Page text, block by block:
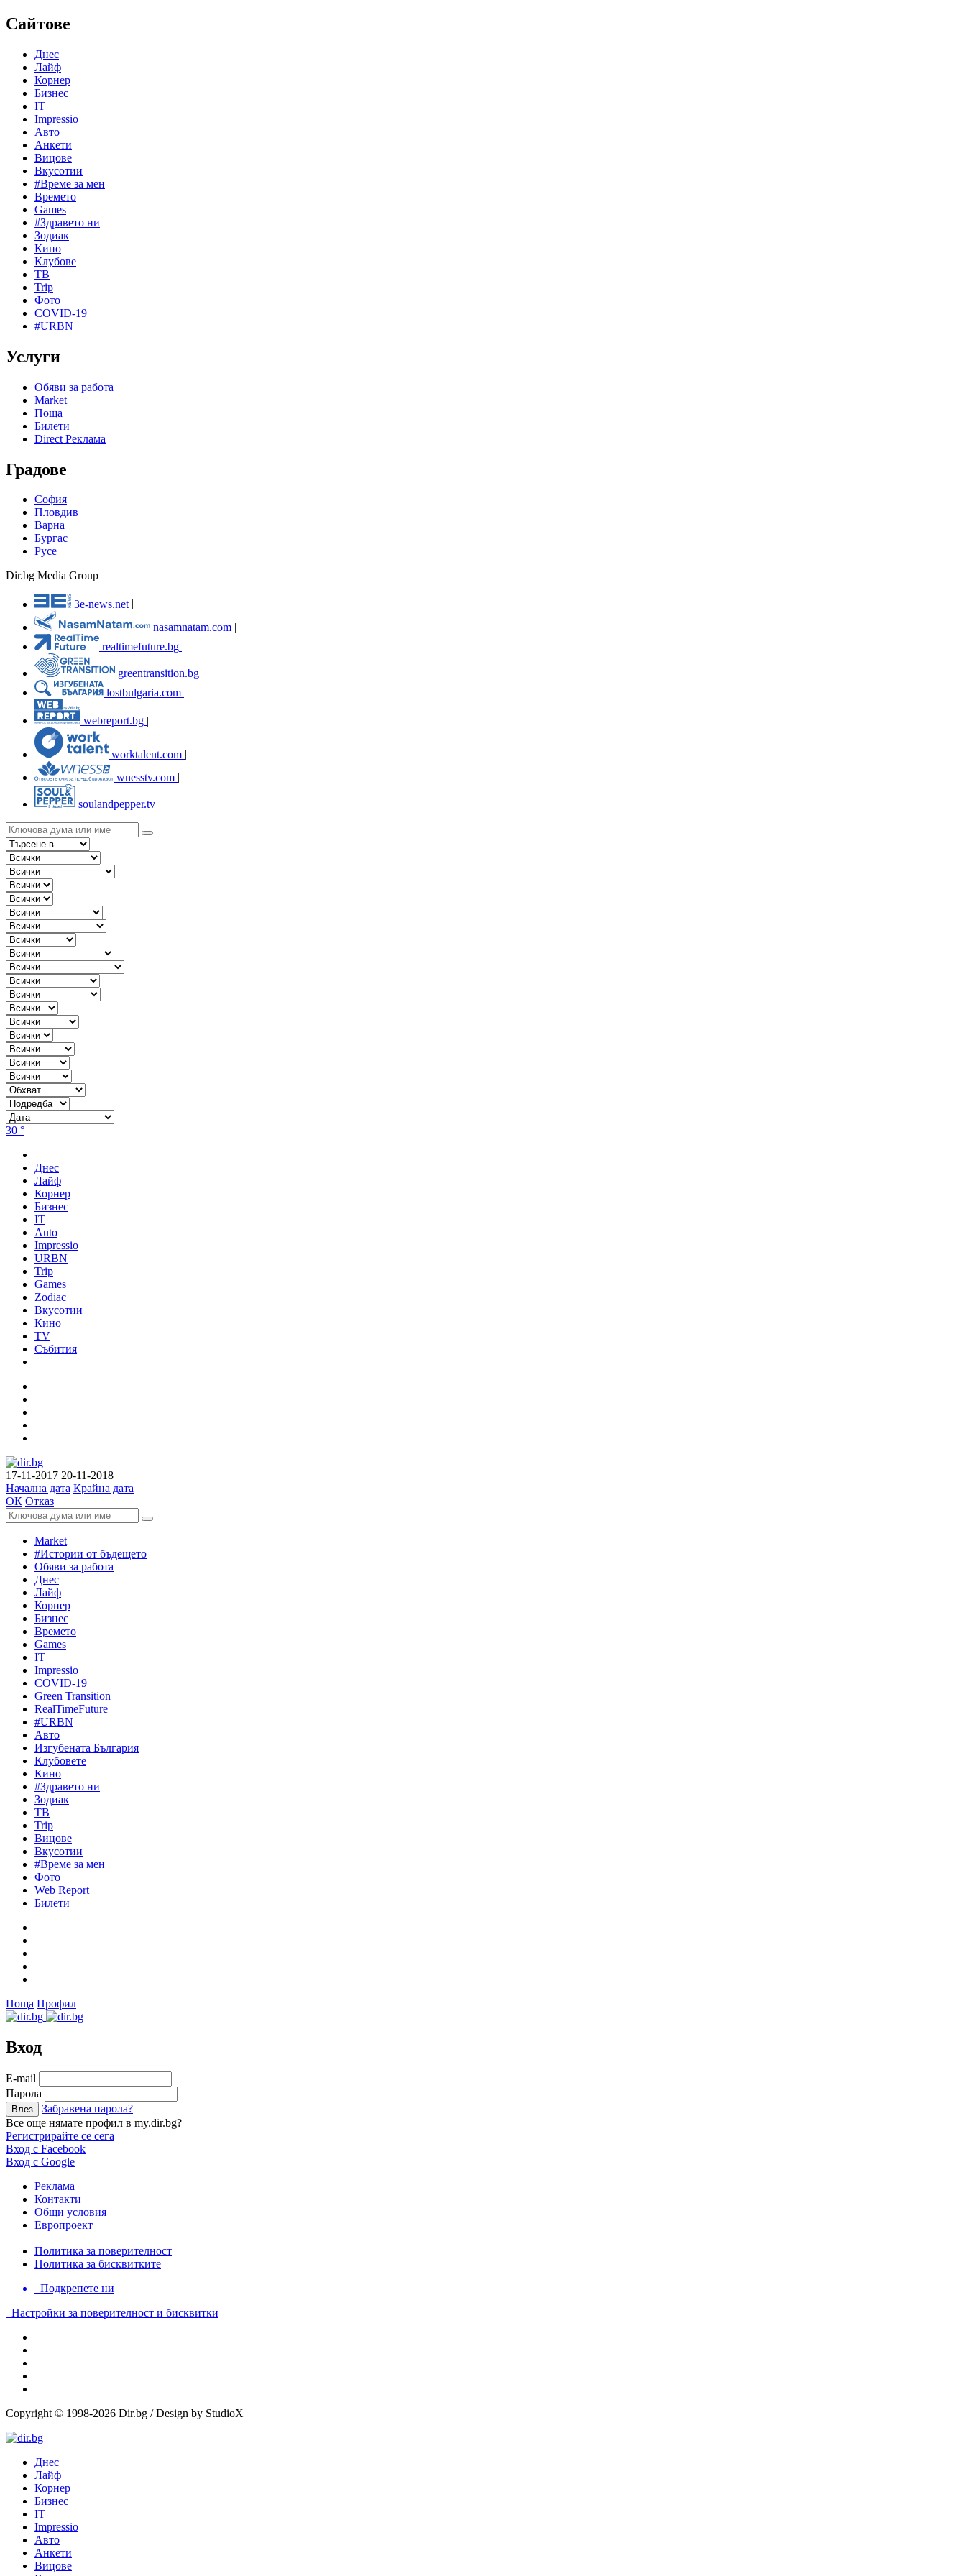
Сайтове
Днес
Лайф
Корнер
Бизнес
IT
Impressio
Авто
Анкети
Вицове
Вкусотии
#Време за мен
Времето
Games
#Здравето ни
Зодиак
Кино
Клубове
ТВ
Trip
Фото
COVID-19
#URBN
Услуги
Обяви за работа
Market
Поща
Билети
Direct Реклама
Градове
София
Пловдив
Варна
Бургас
Русе
Dir.bg Media Group
3e-news.net
nasamnatam.com |
realtimefuture.bg |
greentransition.bg |
lostbulgaria.com |
webreport.bg
worktalent.com |
wnesstv.com |
soulandpepper.tv
30 °
Днес
Лайф
Корнер
Бизнес
IT
Auto
Impressio
URBN
Trip
Games
Zodiac
Вкусотии
Кино
TV
Събития
17-11-2017 20-11-2018
Начална дата Крайна дата
ОК Отказ
Market
#Истории от бъдещето
Обяви за работа
Днес
Лайф
Корнер
Бизнес
Времето
Games
IT
Impressio
COVID-19
Green Transition
RealTimeFuture
#URBN
Авто
Изгубената България
Клубовете
Кино
#Здравето ни
Зодиак
ТВ
Trip
Вицове
Вкусотии
#Време за мен
Фото
Web Report
Билети
Поща Профил
Вход
Е-mail
Парола
Забравена парола?
Все още нямате профил в my.dir.bg?
Регистрирайте се сега
Вход с Facebook
Вход с Google
Реклама
Контакти
Общи условия
Европроект
Политика за поверителност
Политика за бисквитките
Подкрепете ни
Настройки за поверителност и бисквитки
Copyright © 1998-2026 Dir.bg / Design by StudioX
Днес
Лайф
Корнер
Бизнес
IT
Impressio
Авто
Анкети
Вицове